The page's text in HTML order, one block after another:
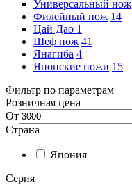
Универсальный нож
Филейный нож 14
Цай Дао 1
Шеф нож 41
Янагиба 4
Японские ножи 15
Фильтр по параметрам
Розничная цена
От
Страна
Япония
Серия